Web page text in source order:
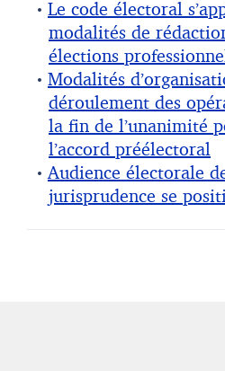
Le code électoral
modalités de
élections
Modalités
déroulement des
la fin de l’unanimité
l’accord préélectoral
Audience électorale
jurisprudence se